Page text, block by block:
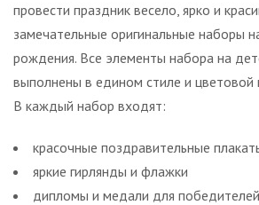
провести праздник весело, ярко и
замечательные оригинальные наборы
рождения. Все элементы набора на
выполнены в едином стиле и цветовой
В каждый набор входят:
красочные поздравительные
яркие гирлянды и флажки
дипломы и медали для